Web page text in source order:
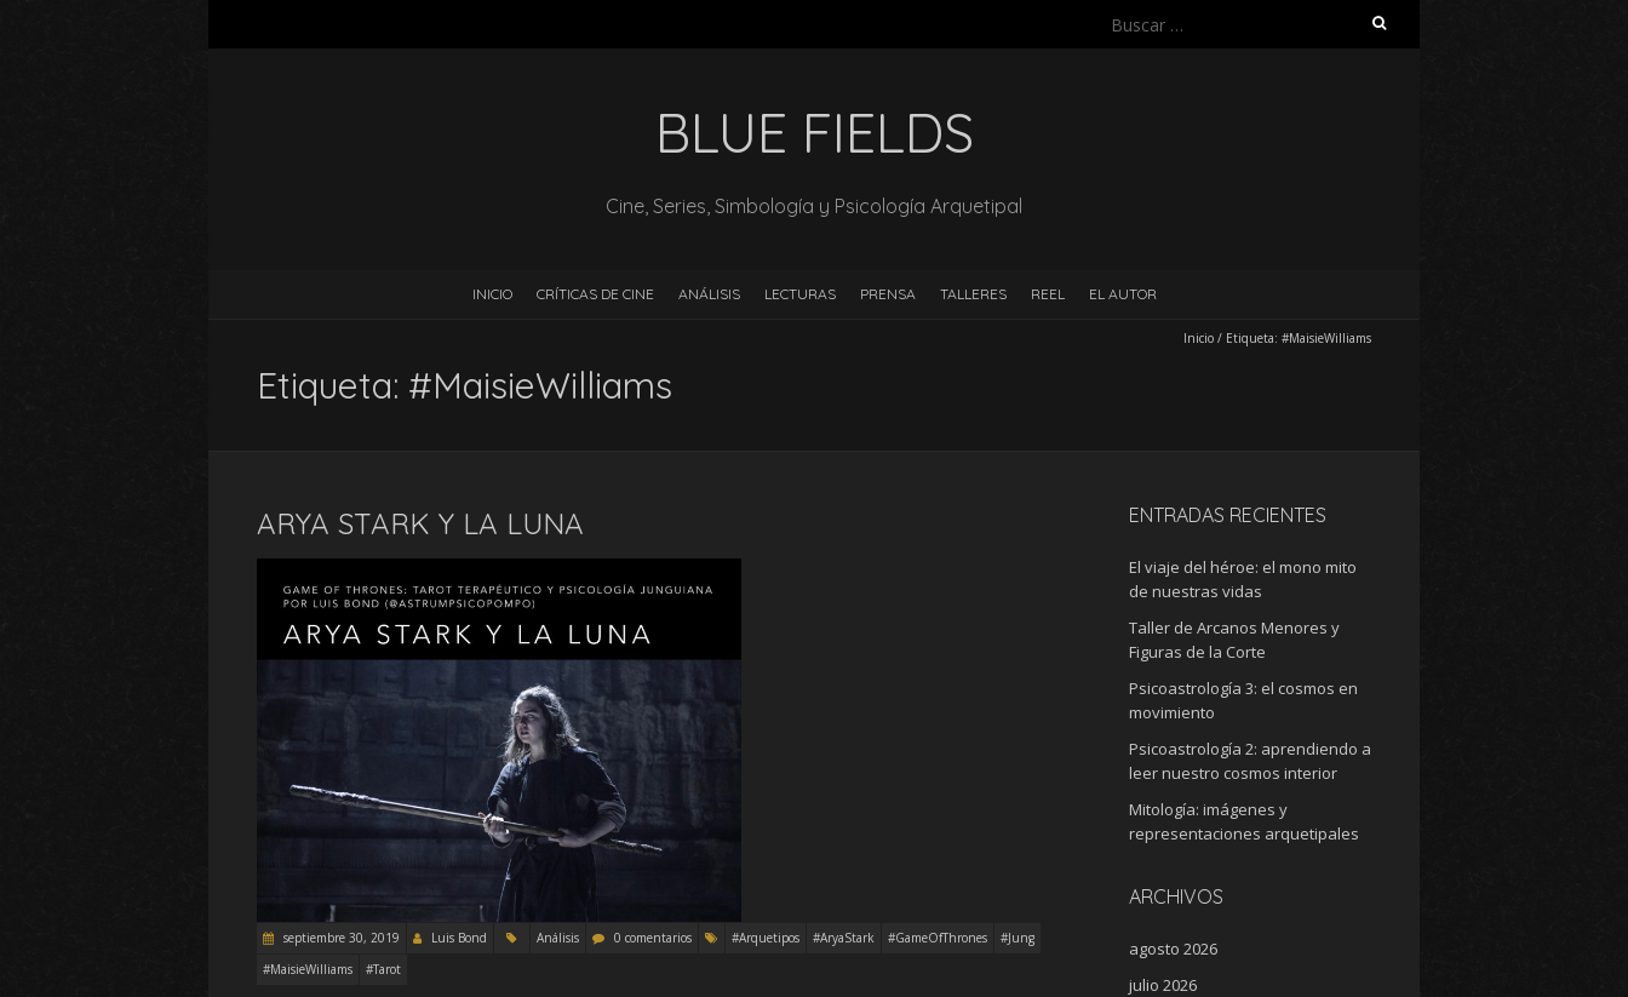
Buscar:
BLUE FIELDS
Cine, Series, Simbología y Psicología Arquetipal
INICIO CRÍTICAS DE CINE ANÁLISIS LECTURAS PRENSA TALLERES REEL EL AUTOR
Inicio / Etiqueta: #MaisieWilliams
Etiqueta: #MaisieWilliams
ARYA STARK Y LA LUNA
septiembre 30, 2019 Luis Bond Análisis 0 comentarios #Arquetipos #AryaStark #GameOfThrones
#Jung
#MaisieWilliams
#Tarot
ENTRADAS RECIENTES
El viaje del héroe: el mono mito
de nuestras vidas
Taller de Arcanos Menores y
Figuras de la Corte
Psicoastrología 3: el cosmos en
movimiento
Psicoastrología 2: aprendiendo a
leer nuestro cosmos interior
Mitología: imágenes y
representaciones arquetipales
ARCHIVOS
agosto 2026
julio 2026